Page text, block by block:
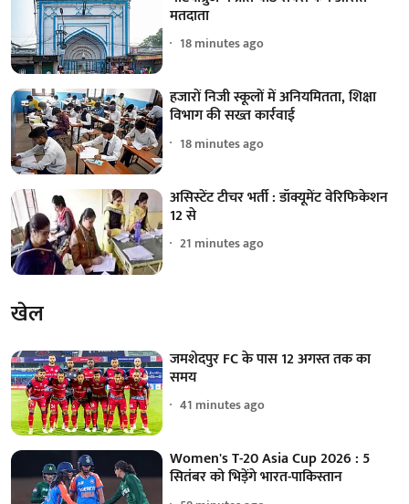
मतदाता
18 minutes ago
हजारों निजी स्कूलों में अनियमितता, शिक्षा
विभाग की सख्त कार्रवाई
18 minutes ago
असिस्टेंट टीचर भर्ती : डॉक्यूमेंट वेरिफिकेशन
12 से
21 minutes ago
खेल
जमशेदपुर FC के पास 12 अगस्त तक का
समय
41 minutes ago
Women's T-20 Asia Cup 2026 : 5
सितंबर को भिड़ेंगे भारत-पाकिस्तान